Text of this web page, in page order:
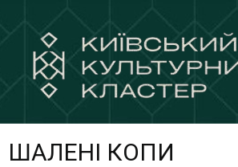
ШАЛЕНІ КОПИ